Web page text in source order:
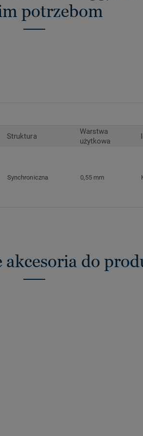
potrzebom
Struktura
Warstwa
użytkowa
Synchroniczna 0,55 mm
akcesoria do